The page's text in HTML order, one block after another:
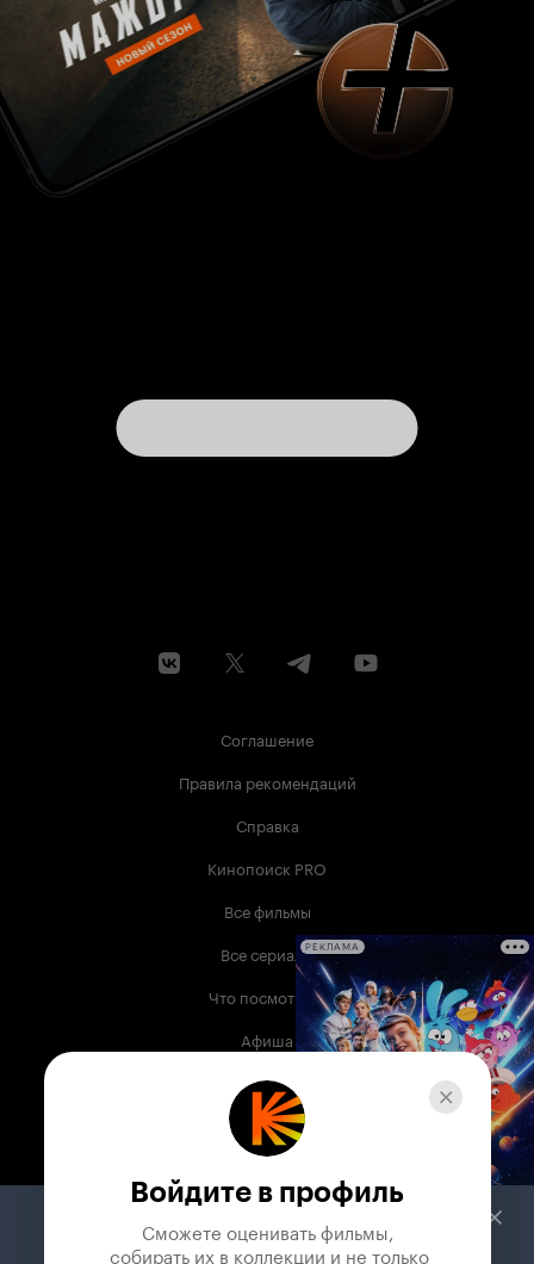
Соглашение
Правила рекомендаций
Справка
Кинопоиск PRO
Все фильмы
Все сериалы
Что посмотреть
Афиша
Музыка
Телепрограмма
Служба поддержки
РЕКЛАМА
Войдите в профиль
Сможете оценивать фильмы,
собирать их в коллекции и не только